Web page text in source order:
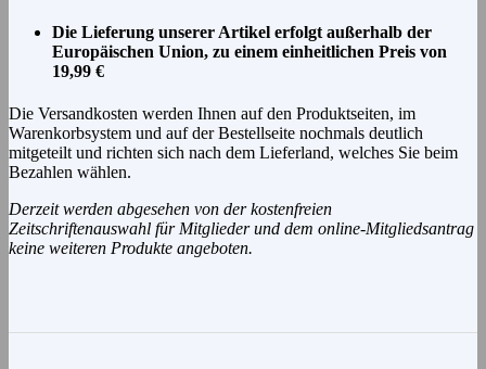
Die Lieferung unserer Artikel erfolgt außerhalb der
Europäischen Union, zu einem einheitlichen Preis von
19,99 €
Die Versandkosten werden Ihnen auf den Produktseiten, im
Warenkorbsystem und auf der Bestellseite nochmals deutlich
mitgeteilt und richten sich nach dem Lieferland, welches Sie beim
Bezahlen wählen.
Derzeit werden abgesehen von der kostenfreien
Zeitschriftenauswahl für Mitglieder und dem online-Mitgliedsantrag
keine weiteren Produkte angeboten.